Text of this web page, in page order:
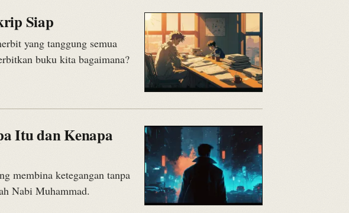
Siap
yang tanggung semua
buku kita bagaimana?
Itu dan Kenapa
membina ketegangan tanpa
Nabi Muhammad.